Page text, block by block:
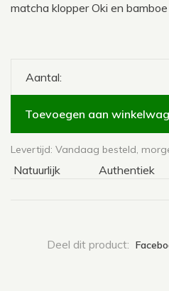
matcha klopper Oki en
Aantal:
Toevoegen aan
Levertijd: Vandaag besteld,
Natuurlijk Authentiek
Deel dit product: